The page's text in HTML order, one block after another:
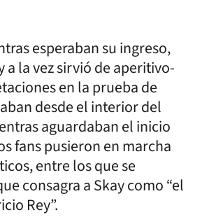
esperaban su ingreso,
a la vez sirvió de aperitivo-
en la prueba de
desde el interior del
aguardaban el inicio
fans pusieron en marcha
entre los que se
consagra a Skay como “el
Rey”.